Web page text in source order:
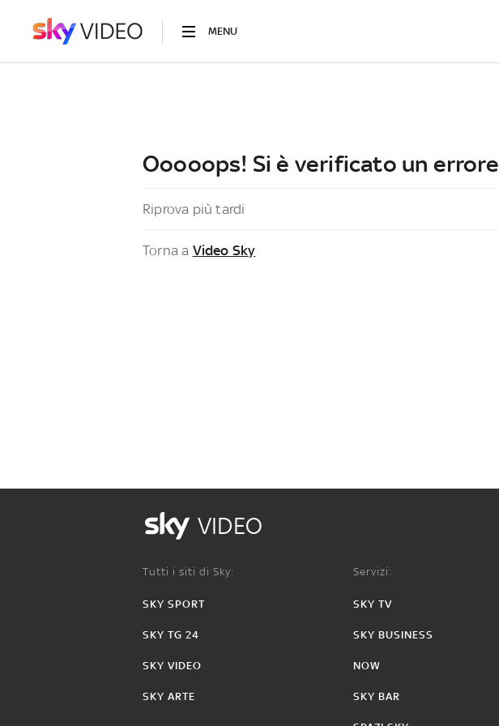
MENU
Ooooops! Si è verificato un errore
Riprova più tardi
Torna a Video Sky
VIDEO
Tutti i siti di Sky:
SKY SPORT
SKY TG 24
SKY VIDEO
SKY ARTE
Servizi:
SKY TV
SKY BUSINESS
NOW
SKY BAR